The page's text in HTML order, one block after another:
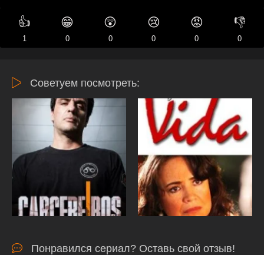
👍
1
😁
0
😲
0
😢
0
😡
0
👎
0
Советуем посмотреть:
Понравился сериал? Оставь свой отзыв!